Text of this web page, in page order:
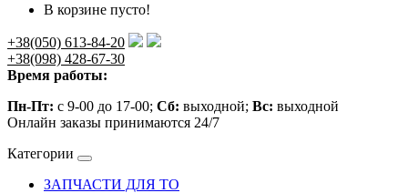
В корзине пусто!
+38(050) 613-84-20
+38(098) 428-67-30
Время работы:
Пн-Пт: с 9-00 до 17-00; Сб: выходной; Вс: выходной
Онлайн заказы принимаются 24/7
Категории
ЗАПЧАСТИ ДЛЯ ТО